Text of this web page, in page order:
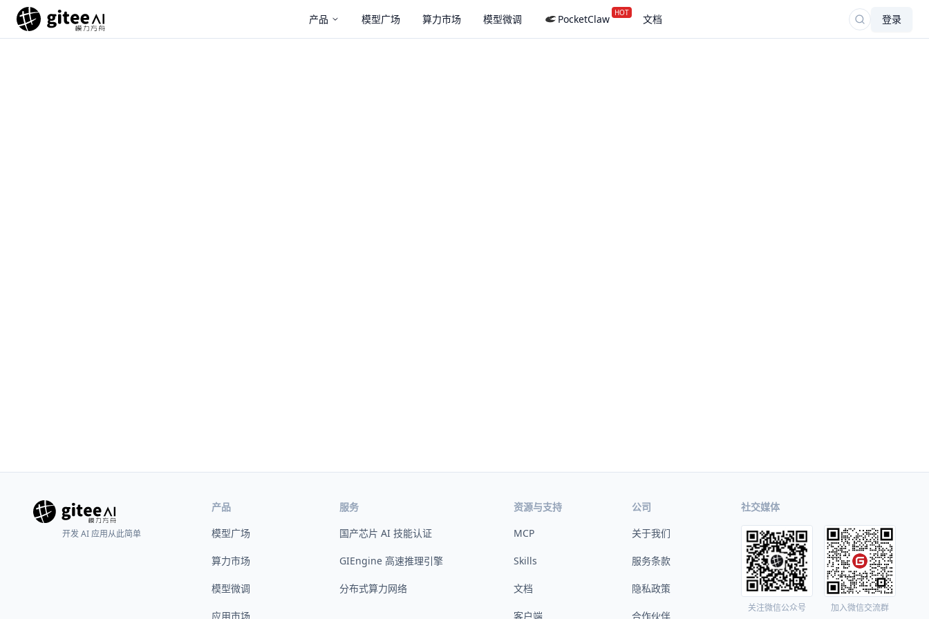
产品 模型广场 算力市场 模型微调 PocketClaw HOT 文档 登录
开发 AI 应用从此简单
产品
模型广场
算力市场
模型微调
应用市场
服务
国产芯片 AI 技能认证
GIEngine 高速推理引擎
分布式算力网络
资源与支持
MCP
Skills
文档
客户端
公司
关于我们
服务条款
隐私政策
合作伙伴
社交媒体
关注微信公众号 加入微信交流群